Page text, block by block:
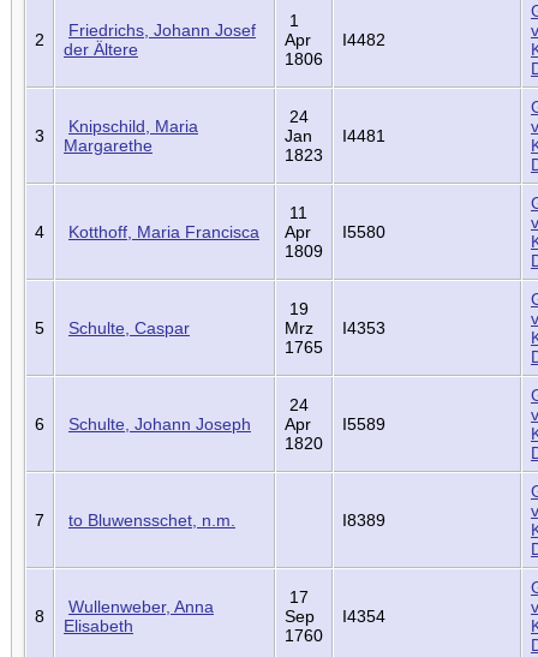
2
Friedrichs, Johann Josef
der Ältere
1
Apr
1806
I4482
3
Knipschild, Maria
Margarethe
24
Jan
1823
I4481
4 Kotthoff, Maria Francisca
11
Apr
1809
I5580
5 Schulte, Caspar
19
Mrz
1765
I4353
6 Schulte, Johann Joseph
24
Apr
1820
I5589
7 to Bluwensschet, n.m. I8389
8
Wullenweber, Anna
Elisabeth
17
Sep
1760
I4354